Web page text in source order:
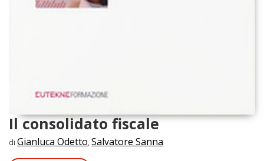
Il consolidato fiscale
di Gianluca Odetto, Salvatore Sanna